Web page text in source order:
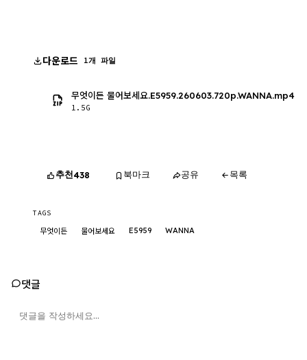
다운로드 1개 파일
무엇이든 물어보세요.E5959.260603.720p.WANNA.mp4
1.5G
추천438 북마크 공유 목록
TAGS
무엇이든 물어보세요 E5959 WANNA
댓글